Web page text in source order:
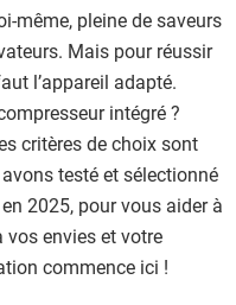
même, pleine de saveurs
Mais pour réussir
l’appareil adapté.
intégré ?
critères de choix sont
testé et sélectionné
2025, pour vous aider à
envies et votre
commence ici !